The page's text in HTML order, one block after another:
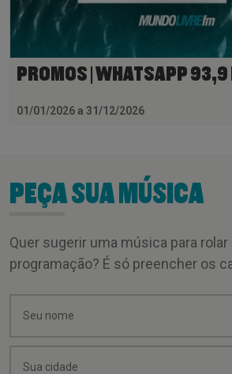
PROMOS | WHATSAPP 93,9
01/01/2026 a 31/12/2026
PEÇA SUA MÚSICA
Quer sugerir uma música para rolar
programação? É só preencher os